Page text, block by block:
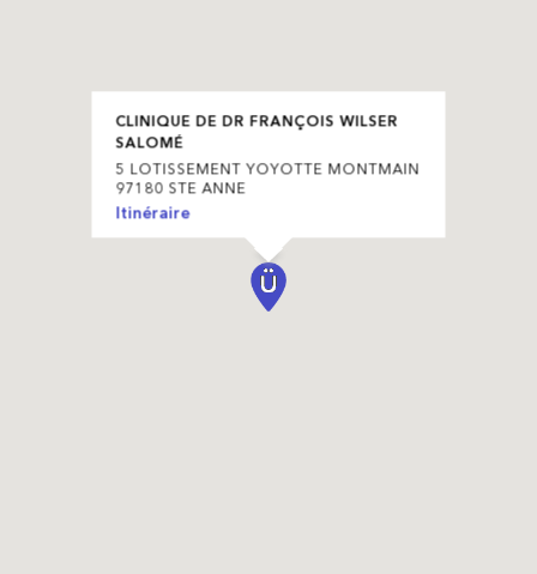
CLINIQUE DE DR FRANÇOIS WILSER
SALOMÉ
5 LOTISSEMENT YOYOTTE MONTMAIN
97180 STE ANNE
Itinéraire